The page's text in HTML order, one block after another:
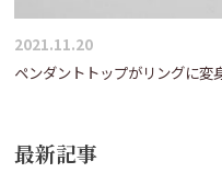
2021.11.20
ペンダントトップがリングに
最新記事